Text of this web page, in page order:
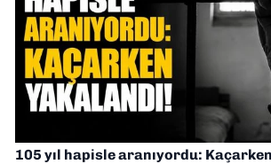
105 yıl hapisle aranıyordu: